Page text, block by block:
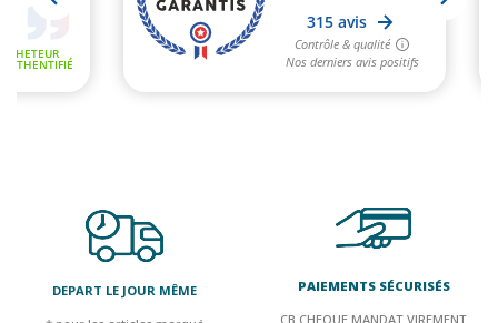
DEPART LE JOUR MÊME
PAIEMENTS SÉCURISÉS
CB CHEQUE MANDAT VIREMENT